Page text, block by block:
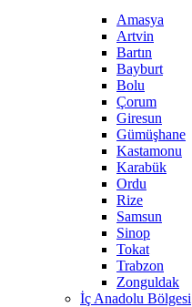
Amasya
Artvin
Bartın
Bayburt
Bolu
Çorum
Giresun
Gümüşhane
Kastamonu
Karabük
Ordu
Rize
Samsun
Sinop
Tokat
Trabzon
Zonguldak
İç Anadolu Bölgesi